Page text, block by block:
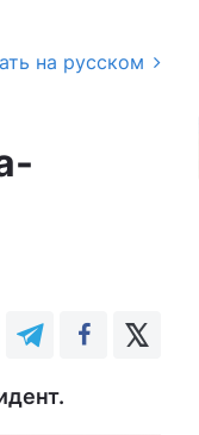
на русском